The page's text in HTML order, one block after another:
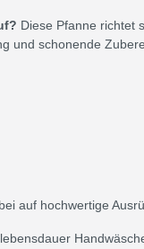
Diese Pfanne richtet
und schonende
auf hochwertige